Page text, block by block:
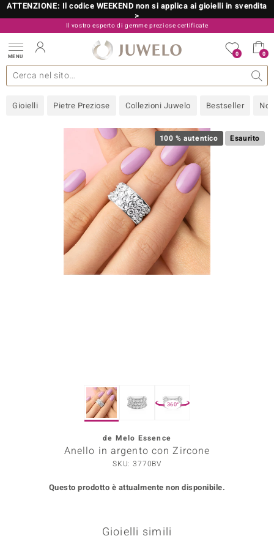
ATTENZIONE: Il codice WEEKEND non si applica ai gioielli in svendita
>
Il vostro esperto di gemme preziose certificate
800 986 787
MENU 0 0
Gioielli Pietre Preziose Collezioni Juwelo Bestseller
gioielli Design Metallo prezioso Misure anelli
più importanti Pietre preziose per colore Pietre preziose
Informazioni generali Approfondimenti Consigli
Acquistare in diretta Juwelo
100 % autentico Esaurito
360°
de Melo Essence
Anello in argento con Zircone
SKU: 3770BV
Questo prodotto è attualmente non disponibile.
Gioielli simili